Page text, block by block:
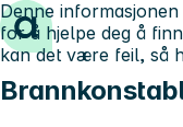
Hopp til innhold
Denne
for å hjelpe deg å
kan det være feil, så